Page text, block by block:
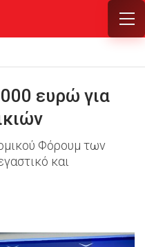
ευρώ για
Φόρουμ των
και